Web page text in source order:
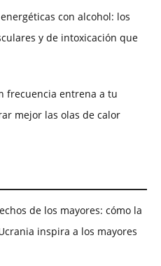
con alcohol: los
y de intoxicación que
frecuencia entrena a tu
mejor las olas de calor
de los mayores: cómo la
inspira a los mayores